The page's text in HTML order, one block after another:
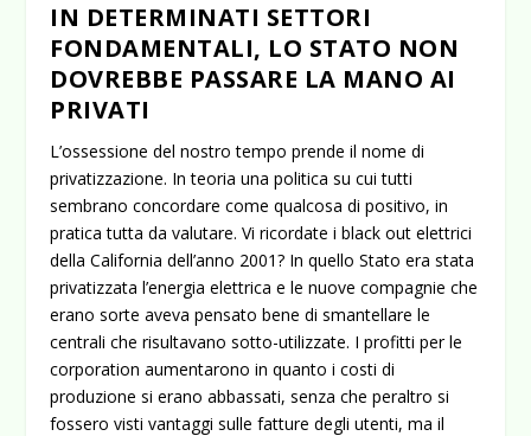
IN DETERMINATI SETTORI
FONDAMENTALI, LO STATO NON
DOVREBBE PASSARE LA MANO AI
PRIVATI
L’ossessione del nostro tempo prende il nome di
privatizzazione. In teoria una politica su cui tutti
sembrano concordare come qualcosa di positivo, in
pratica tutta da valutare. Vi ricordate i black out elettrici
della California dell’anno 2001? In quello Stato era stata
privatizzata l’energia elettrica e le nuove compagnie che
erano sorte aveva pensato bene di smantellare le
centrali che risultavano sotto-utilizzate. I profitti per le
corporation aumentarono in quanto i costi di
produzione si erano abbassati, senza che peraltro si
fossero visti vantaggi sulle fatture degli utenti, ma il